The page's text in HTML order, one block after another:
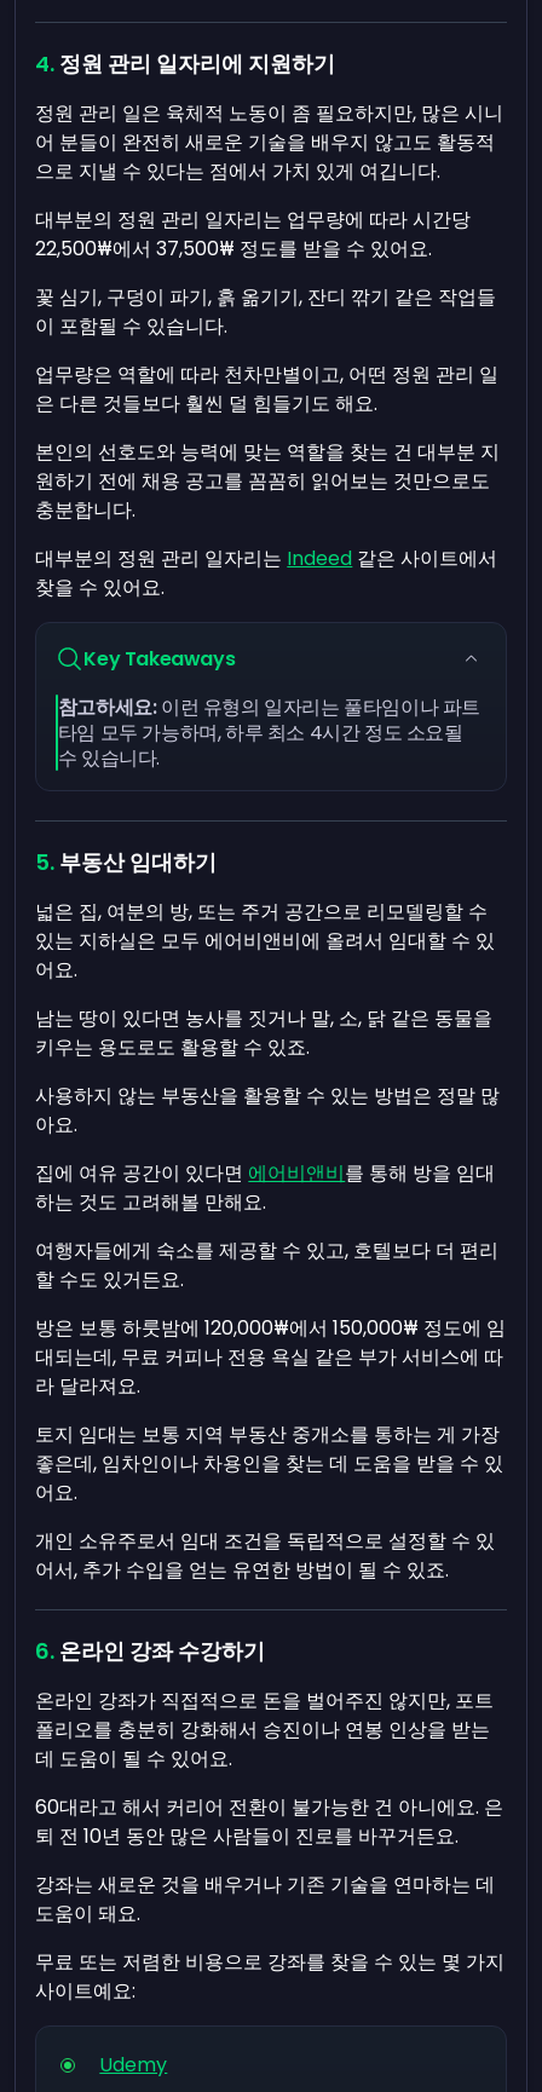
정원 관리 일자리에 지원하기
정원 관리 일은 육체적 노동이 좀 필요하지만, 많은 시니
어 분들이 완전히 새로운 기술을 배우지 않고도 활동적
으로 지낼 수 있다는 점에서 가치 있게 여깁니다.
대부분의 정원 관리 일자리는 업무량에 따라 시간당
22,500₩에서 37,500₩ 정도를 받을 수 있어요.
꽃 심기, 구덩이 파기, 흙 옮기기, 잔디 깎기 같은 작업들
이 포함될 수 있습니다.
업무량은 역할에 따라 천차만별이고, 어떤 정원 관리 일
은 다른 것들보다 훨씬 덜 힘들기도 해요.
본인의 선호도와 능력에 맞는 역할을 찾는 건 대부분 지
원하기 전에 채용 공고를 꼼꼼히 읽어보는 것만으로도
충분합니다.
대부분의 정원 관리 일자리는 Indeed 같은 사이트에서
찾을 수 있어요.
Key Takeaways
참고하세요:이런 유형의 일자리는 풀타임이나 파트
타임 모두 가능하며, 하루 최소 4시간 정도 소요될
수 있습니다.
부동산 임대하기
넓은 집, 여분의 방, 또는 주거 공간으로 리모델링할 수
있는 지하실은 모두 에어비앤비에 올려서 임대할 수 있
어요.
남는 땅이 있다면 농사를 짓거나 말, 소, 닭 같은 동물을
키우는 용도로도 활용할 수 있죠.
사용하지 않는 부동산을 활용할 수 있는 방법은 정말 많
아요.
집에 여유 공간이 있다면 에어비앤비를 통해 방을 임대
하는 것도 고려해볼 만해요.
여행자들에게 숙소를 제공할 수 있고, 호텔보다 더 편리
할 수도 있거든요.
방은 보통 하룻밤에 120,000₩에서 150,000₩ 정도에 임
대되는데, 무료 커피나 전용 욕실 같은 부가 서비스에 따
라 달라져요.
토지 임대는 보통 지역 부동산 중개소를 통하는 게 가장
좋은데, 임차인이나 차용인을 찾는 데 도움을 받을 수 있
어요.
개인 소유주로서 임대 조건을 독립적으로 설정할 수 있
어서, 추가 수입을 얻는 유연한 방법이 될 수 있죠.
온라인 강좌 수강하기
온라인 강좌가 직접적으로 돈을 벌어주진 않지만, 포트
폴리오를 충분히 강화해서 승진이나 연봉 인상을 받는
데 도움이 될 수 있어요.
60대라고 해서 커리어 전환이 불가능한 건 아니에요. 은
퇴 전 10년 동안 많은 사람들이 진로를 바꾸거든요.
강좌는 새로운 것을 배우거나 기존 기술을 연마하는 데
도움이 돼요.
무료 또는 저렴한 비용으로 강좌를 찾을 수 있는 몇 가지
사이트예요:
Udemy